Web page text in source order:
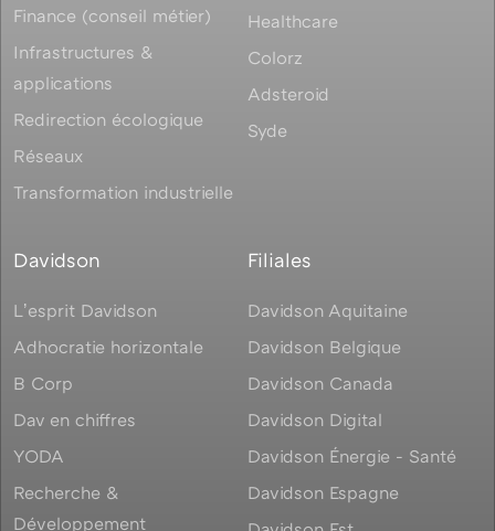
Finance (conseil métier)
Infrastructures &
applications
Redirection écologique
Réseaux
Transformation industrielle
Healthcare
Colorz
Adsteroid
Syde
Davidson
Lʼesprit Davidson
Adhocratie horizontale
B Corp
Dav en chiffres
YODA
Recherche &
Développement
Filiales
Davidson Aquitaine
Davidson Belgique
Davidson Canada
Davidson Digital
Davidson Énergie - Santé
Davidson Espagne